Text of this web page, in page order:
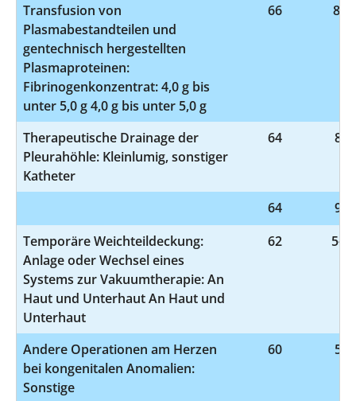
Transfusion von
Plasmabestandteilen und
gentechnisch hergestellten
Plasmaproteinen:
Fibrinogenkonzentrat: 4,0 g bis
unter 5,0 g 4,0 g bis unter 5,0 g
66 8-
Therapeutische Drainage der
Pleurahöhle: Kleinlumig, sonstiger
Katheter
64 8-
64
9-
Temporäre Weichteildeckung:
Anlage oder Wechsel eines
Systems zur Vakuumtherapie: An
Haut und Unterhaut An Haut und
Unterhaut
62 5-
Andere Operationen am Herzen
bei kongenitalen Anomalien:
Sonstige
60 5-